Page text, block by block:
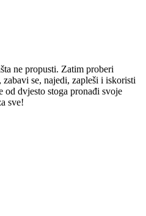
ne propusti. Zatim proberi
se, najedi, zapleši i iskoristi
od dvjesto stoga pronađi svoje
sve!